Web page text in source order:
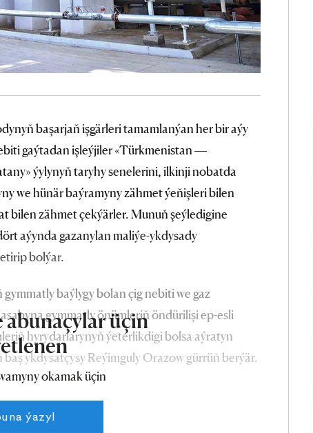
başarjaň işgärleri tamamlanýan her bir aýy
gaýtadan işleýjiler «Türkmenistan —
ýylynyň taryhy senelerini, ilkinji nobatda
we hünär baýramyny zähmet ýeňişleri bilen
bilen zähmet çekýärler. Munuň şeýledigine
aýynda gazanylan maliýe-ykdysady
bolýar.
baýlygy bolan çig nebiti we gaz
gymmatly önümleriň öndürilişi ep-esli
hyrydarlarynyň ýeterlikdigi bolsa aýratyn
ykdysatçysy Reýimguly Orazow gürrüň berýär.
abunaçylar üçin
okamak üçin
ýazyl